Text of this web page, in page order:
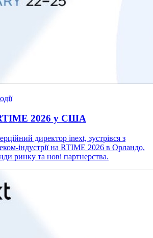
RTIME 2026 у США
директор inext, зустрівся з
індустрії на RTIME 2026 в Орландо,
ринку та нові партнерства.